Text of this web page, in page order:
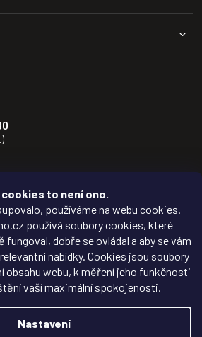
cookies to není ono.
používáme na webu cookies.
používá soubory cookies, které
fungoval, dobře se ovládal a aby se vám
nabídky. Cookies jsou soubory
obsahu webu, k měření jeho funkčnosti
vaší maximální spokojenosti.
Nastavení